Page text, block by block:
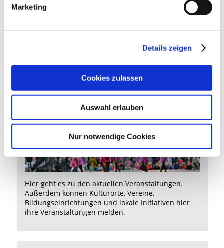
Marketing
Details zeigen
Cookies zulassen
Auswahl erlauben
Nur notwendige Cookies
Informationen für Bürger, Gäste und verschiedene
Lebenslagen - einfach zum Herunterladen.
Veranstaltungskalender
Hier geht es zu den aktuellen Veranstaltungen.
Außerdem können Kulturorte, Vereine,
Bildungseinrichtungen und lokale Initiativen hier
ihre Veranstaltungen melden.